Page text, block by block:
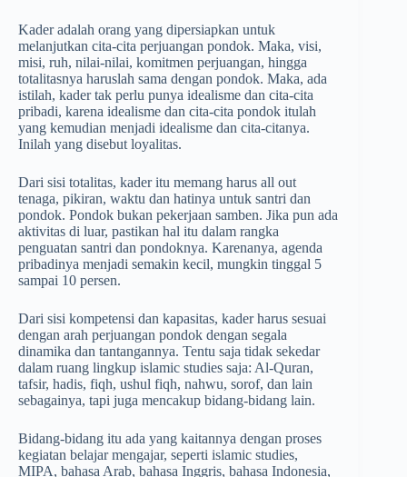
Kader adalah orang yang dipersiapkan untuk
melanjutkan cita-cita perjuangan pondok. Maka, visi,
misi, ruh, nilai-nilai, komitmen perjuangan, hingga
totalitasnya haruslah sama dengan pondok. Maka, ada
istilah, kader tak perlu punya idealisme dan cita-cita
pribadi, karena idealisme dan cita-cita pondok itulah
yang kemudian menjadi idealisme dan cita-citanya.
Inilah yang disebut loyalitas.
Dari sisi totalitas, kader itu memang harus all out
tenaga, pikiran, waktu dan hatinya untuk santri dan
pondok. Pondok bukan pekerjaan samben. Jika pun ada
aktivitas di luar, pastikan hal itu dalam rangka
penguatan santri dan pondoknya. Karenanya, agenda
pribadinya menjadi semakin kecil, mungkin tinggal 5
sampai 10 persen.
Dari sisi kompetensi dan kapasitas, kader harus sesuai
dengan arah perjuangan pondok dengan segala
dinamika dan tantangannya. Tentu saja tidak sekedar
dalam ruang lingkup islamic studies saja: Al-Quran,
tafsir, hadis, fiqh, ushul fiqh, nahwu, sorof, dan lain
sebagainya, tapi juga mencakup bidang-bidang lain.
Bidang-bidang itu ada yang kaitannya dengan proses
kegiatan belajar mengajar, seperti islamic studies,
MIPA, bahasa Arab, bahasa Inggris, bahasa Indonesia,